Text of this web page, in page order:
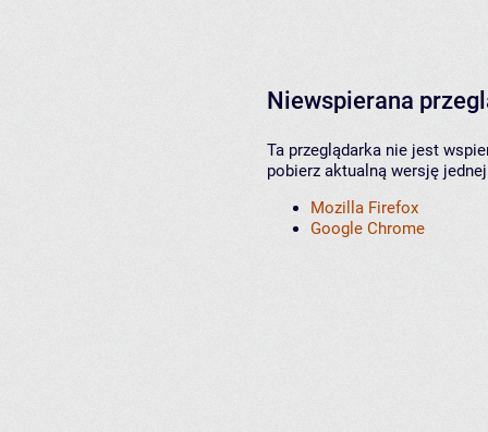
Niewspierana
Ta przeglądarka nie jest
pobierz aktualną wersję
Mozilla Firefox
Google Chrome